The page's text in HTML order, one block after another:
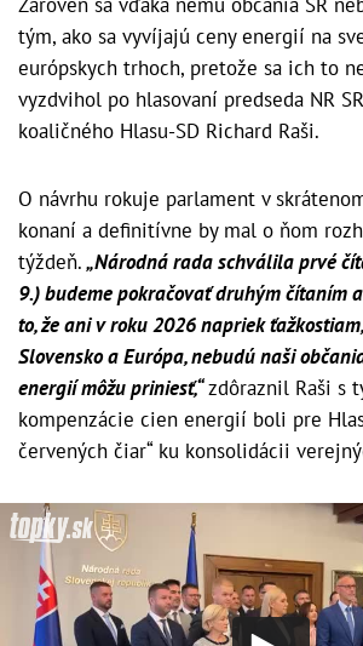
tým, ako sa vyvíjajú ceny energií na
európskych trhoch, pretože sa ich to
vyzdvihol po hlasovaní predseda NR
koaličného Hlasu-SD Richard Raši.
O návrhu rokuje parlament v
konaní a definitívne by mal o ňom
týždeň.„Národná rada schválila prvé
9.) budeme pokračovať druhým čítaním
to, že ani v roku 2026 napriek
Slovensko a Európa, nebudú naši
energií môžu priniesť,“zdôraznil Raši s
kompenzácie cien energií boli pre
červených čiar“ ku konsolidácii